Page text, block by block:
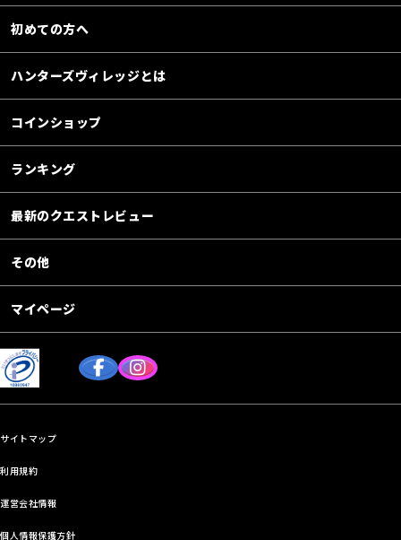
初めての方へ
ハンターズヴィレッジとは
コインショップ
ランキング
最新のクエストレビュー
その他
マイページ
サイトマップ
利用規約
運営会社情報
個人情報保護方針